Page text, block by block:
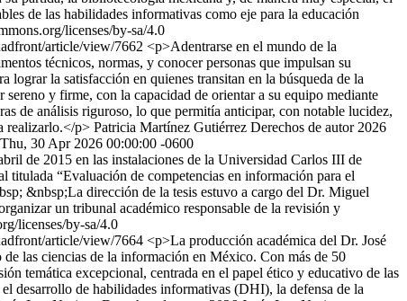
de las habilidades informativas como eje para la educación
licenses/by-sa/4.0
article/view/7662 <p>Adentrarse en el mundo de la
técnicos, normas, y conocer personas que impulsan su
lograr la satisfacción en quienes transitan en la búsqueda de la
y firme, con la capacidad de orientar a su equipo mediante
de análisis riguroso, lo que permitía anticipar, con notable lucidez,
realizarlo.</p> Patricia Martínez Gutiérrez Derechos de autor 2026
Thu, 30 Apr 2026 00:00:00 -0600
de 2015 en las instalaciones de la Universidad Carlos III de
titulada “Evaluación de competencias en información para el
&nbsp;La dirección de la tesis estuvo a cargo del Dr. Miguel
un tribunal académico responsable de la revisión y
licenses/by-sa/4.0
article/view/7664 <p>La producción académica del Dr. José
las ciencias de la información en México. Con más de 50
temática excepcional, centrada en el papel ético y educativo de las
desarrollo de habilidades informativas (DHI), la defensa de la